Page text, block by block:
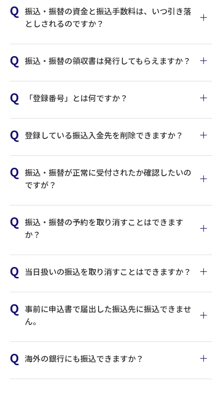
振込・振替の資金と振込手数料は、いつ引き落
としされるのですか？
振込・振替の領収書は発行してもらえますか？
「登録番号」とは何ですか？
登録している振込入金先を削除できますか？
振込・振替が正常に受付されたか確認したいの
ですが？
振込・振替の予約を取り消すことはできます
か？
当日扱いの振込を取り消すことはできますか？
事前に申込書で届出した振込先に振込できませ
ん。
海外の銀行にも振込できますか？